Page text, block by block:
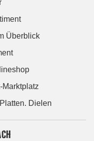
Überblick
Dielen